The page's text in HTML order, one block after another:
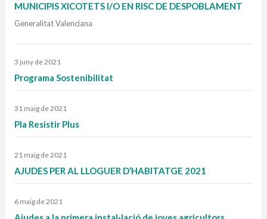
MUNICIPIS XICOTETS I/O EN RISC DE DESPOBLAMENT
Generalitat Valenciana
3 juny de 2021
Programa Sostenibilitat
31 maig de 2021
Pla Resistir Plus
21 maig de 2021
AJUDES PER AL LLOGUER D’HABITATGE 2021
6 maig de 2021